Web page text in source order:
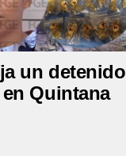
un detenido
Quintana